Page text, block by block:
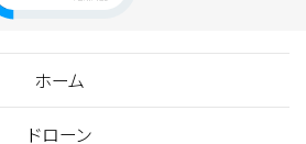
ホーム
ドローン